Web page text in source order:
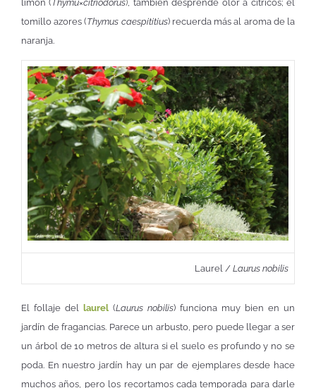
limón ( Thymu×citriodorus), también desprende olor a cítricos; el
tomillo azores (Thymus caespititius) recuerda más al aroma de la
naranja.
Laurel / Laurus nobilis
El follaje del laurel (Laurus nobilis) funciona muy bien en un
jardín de fragancias. Parece un arbusto, pero puede llegar a ser
un árbol de 10 metros de altura si el suelo es profundo y no se
poda. En nuestro jardín hay un par de ejemplares desde hace
muchos años, pero los recortamos cada temporada para darle